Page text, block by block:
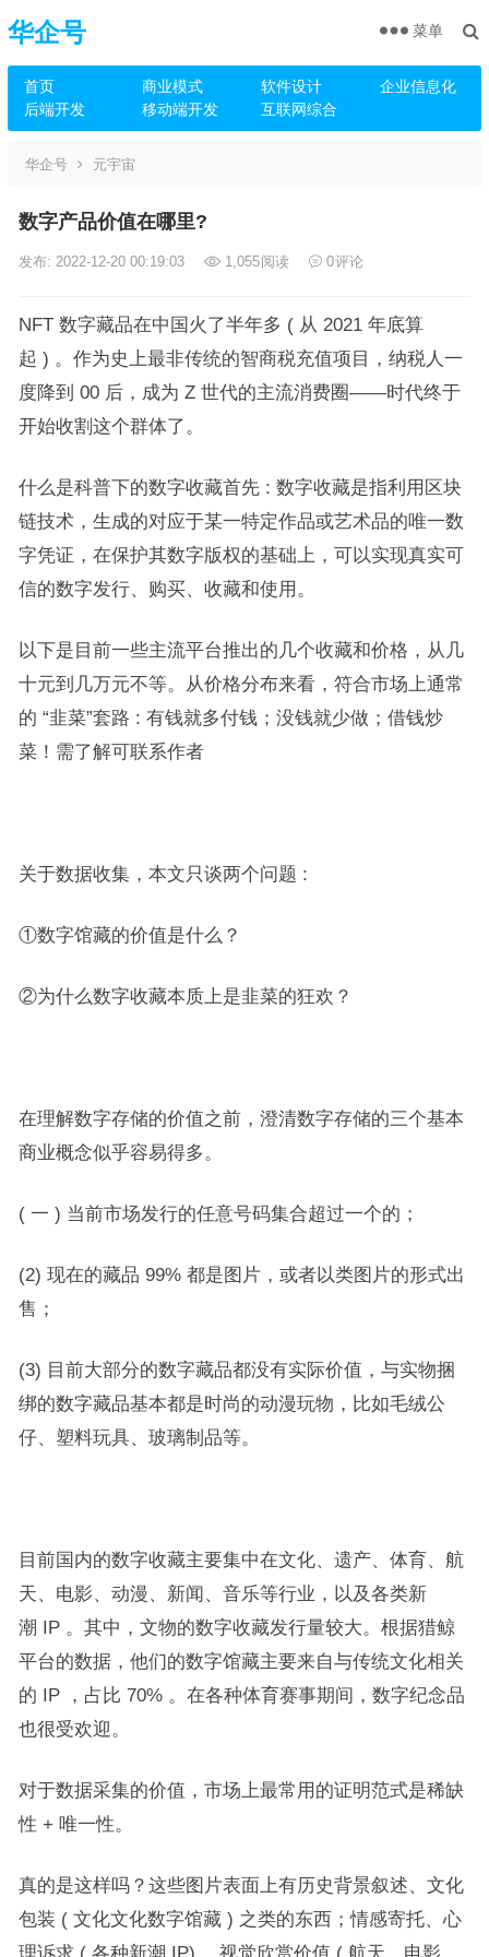
华企号
首页 商业模式 软件设计
企业信息化
后端开发
移动端开发 互联网综合
菜单
华企号 元宇宙
数字产品价值在哪里?
发布: 2022-12-20 00:19:03 1,055阅读 0评论
NFT 数字藏品在中国火了半年多 ( 从 2021 年底算
起 ) 。作为史上最非传统的智商税充值项目，纳税人一
度降到 00 后，成为 Z 世代的主流消费圈——时代终于
开始收割这个群体了。
什么是科普下的数字收藏首先 : 数字收藏是指利用区块
链技术，生成的对应于某一特定作品或艺术品的唯一数
字凭证，在保护其数字版权的基础上，可以实现真实可
信的数字发行、购买、收藏和使用。
以下是目前一些主流平台推出的几个收藏和价格，从几
十元到几万元不等。从价格分布来看，符合市场上通常
的 “韭菜”套路 : 有钱就多付钱；没钱就少做；借钱炒
菜！需了解可联系作者
关于数据收集，本文只谈两个问题 :
①数字馆藏的价值是什么？
②为什么数字收藏本质上是韭菜的狂欢？
在理解数字存储的价值之前，澄清数字存储的三个基本
商业概念似乎容易得多。
( 一 ) 当前市场发行的任意号码集合超过一个的；
(2) 现在的藏品 99% 都是图片，或者以类图片的形式出
售；
(3) 目前大部分的数字藏品都没有实际价值，与实物捆
绑的数字藏品基本都是时尚的动漫玩物，比如毛绒公
仔、塑料玩具、玻璃制品等。
目前国内的数字收藏主要集中在文化、遗产、体育、航
天、电影、动漫、新闻、音乐等行业，以及各类新
潮 IP 。其中，文物的数字收藏发行量较大。根据猎鲸
平台的数据，他们的数字馆藏主要来自与传统文化相关
的 IP ，占比 70% 。在各种体育赛事期间，数字纪念品
也很受欢迎。
对于数据采集的价值，市场上最常用的证明范式是稀缺
性 + 唯一性。
真的是这样吗？这些图片表面上有历史背景叙述、文化
包装 ( 文化文化数字馆藏 ) 之类的东西；情感寄托、心
理诉求 ( 各种新潮 IP) 、视觉欣赏价值 ( 航天、电影、